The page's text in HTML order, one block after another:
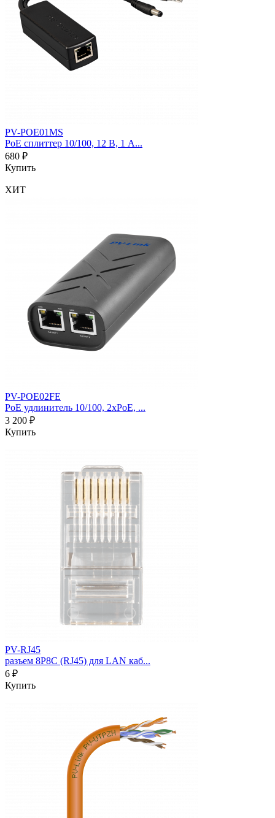
PV-POE01MS
PoE сплиттер 10/100, 12 В, 1 А...
680 ₽
Купить
ХИТ
PV-POE02FE
PoE удлинитель 10/100, 2xPoE, ...
3 200 ₽
Купить
PV-RJ45
разъем 8P8C (RJ45) для LAN каб...
6 ₽
Купить